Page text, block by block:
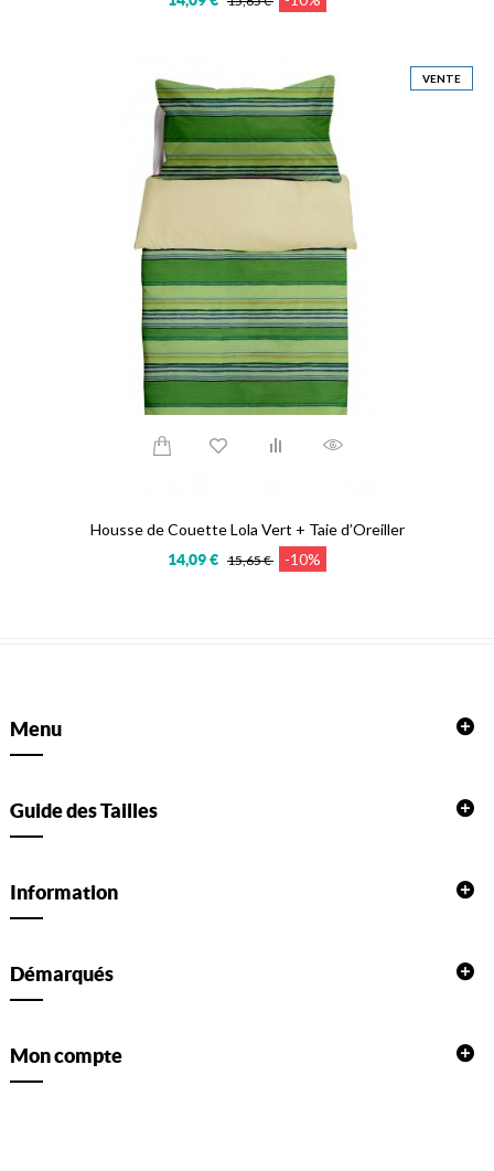
VENTE
Housse de Couette Lola Vert + Taie d’Oreiller
14,09 € 15,65 € -10%
Menu
Guide des Tailles
Information
Démarqués
Mon compte